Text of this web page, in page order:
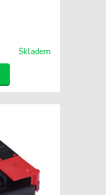
Skladem